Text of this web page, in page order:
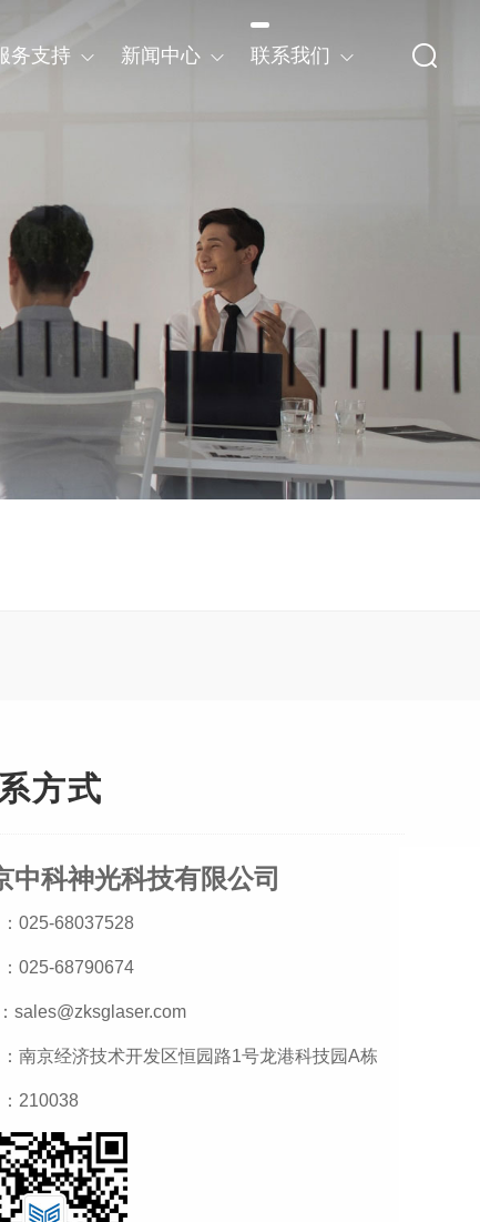
环境检测仪器
激光去除设备
其他
务支持
常见问答
新闻中心
产业资讯
联系我们
方式
中科神光科技有限公司
025-68037528
025-68790674
sales@zksglaser.com
南京经济技术开发区恒园路1号龙港科技园A栋
210038